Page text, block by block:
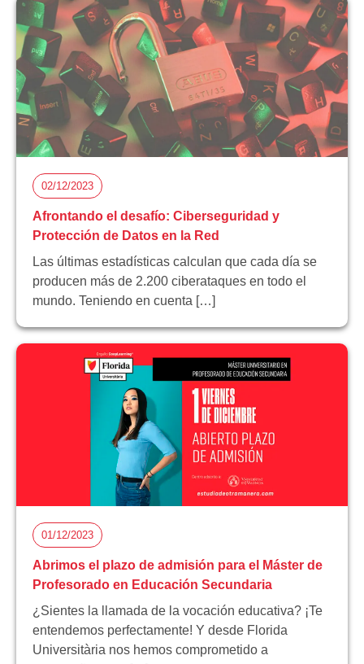
02/12/2023
Afrontando el desafío: Ciberseguridad y
Protección de Datos en la Red
Las últimas estadísticas calculan que cada día se
producen más de 2.200 ciberataques en todo el
mundo. Teniendo en cuenta […]
01/12/2023
Abrimos el plazo de admisión para el Máster de
Profesorado en Educación Secundaria
¿Sientes la llamada de la vocación educativa? ¡Te
entendemos perfectamente! Y desde Florida
Universitària nos hemos comprometido a